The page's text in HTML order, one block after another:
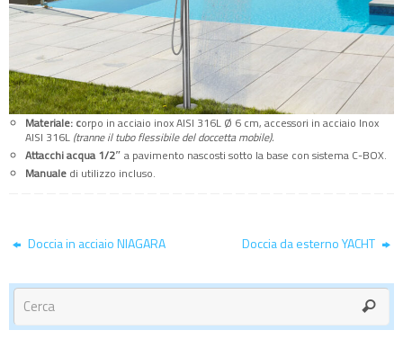
Materiale: corpo in acciaio inox AISI 316L Ø 6 cm, accessori in acciaio Inox
AISI 316L (tranne il tubo flessibile del doccetta mobile).
Attacchi acqua 1/2″ a pavimento nascosti sotto la base con sistema C-BOX.
Manuale di utilizzo incluso.
Doccia in acciaio NIAGARA Doccia da esterno YACHT